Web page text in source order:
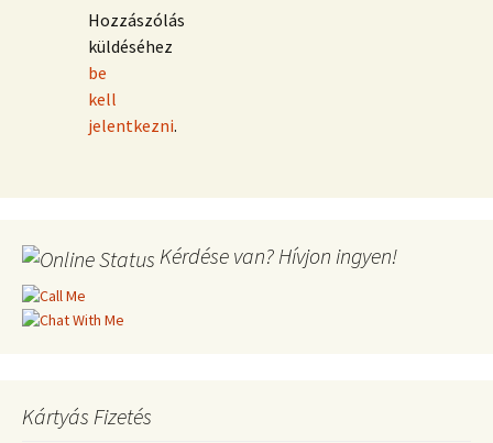
Hozzászólás
küldéséhez
be
kell
jelentkezni.
Kérdése van? Hívjon ingyen!
Kártyás Fizetés